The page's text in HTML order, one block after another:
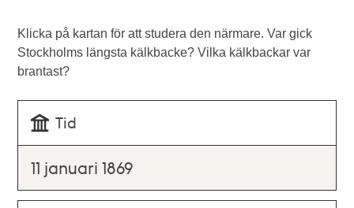
Klicka på kartan för att studera den närmare. Var gick
Stockholms längsta kälkbacke? Vilka kälkbackar var
brantast?
Tid
11 januari 1869